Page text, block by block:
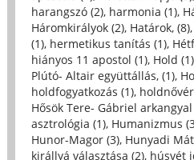
harangszó (2), harmonia (1),
Háromkirályok (2), Határok, (8),
(1), hermetikus tanítás (1),
hiányos 11 apostol (1), Hold (1)
Plútó- Altair együttállás, (1),
holdfogyatkozás (1),
Hősök Tere- Gábriel arkangyal
asztrológia (1), Humanizmus
Hunor-Magor (3), Hunyadi
királlyá választása (2), húsvét